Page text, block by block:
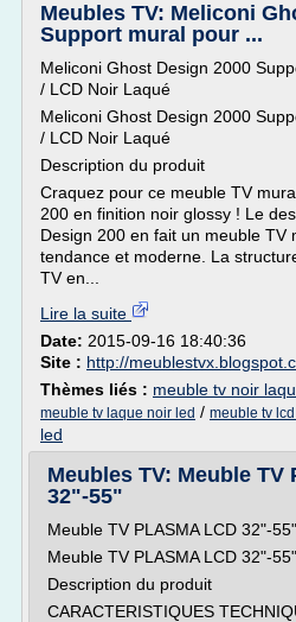
Meubles TV: Meliconi
Support mural pour ...
Meliconi Ghost Design 2000
/ LCD Noir Laqué
Meliconi Ghost Design 2000
/ LCD Noir Laqué
Description du produit
Craquez pour ce meuble TV
200 en finition noir glossy ! Le
Design 200 en fait un meuble TV
tendance et moderne. La
TV en...
Lire la suite
Date: 2015-09-16 18:40:36
Site : http://
Thèmes liés : meuble tv noir
meuble tv laque noir led / meuble tv lcd
led
Meubles TV: Meuble TV
32"-55"
Meuble TV PLASMA LCD 32"-55"
Meuble TV PLASMA LCD 32"-55"
Description du produit
CARACTERISTIQUES